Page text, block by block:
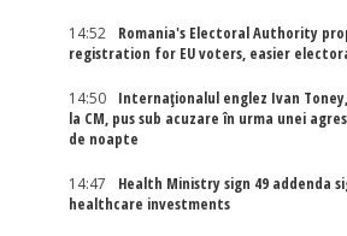
14:52
Romania's Electoral Authority
registration for EU voters, easier
14:50
Internaţionalul englez Ivan
la CM, pus sub acuzare în urma unei
de noapte
14:47
Health Ministry sign 49 addenda
healthcare investments